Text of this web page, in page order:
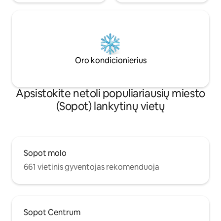
Oro kondicionierius
Apsistokite netoli populiariausių miesto
(Sopot) lankytinų vietų
Sopot molo
661 vietinis gyventojas rekomenduoja
Sopot Centrum